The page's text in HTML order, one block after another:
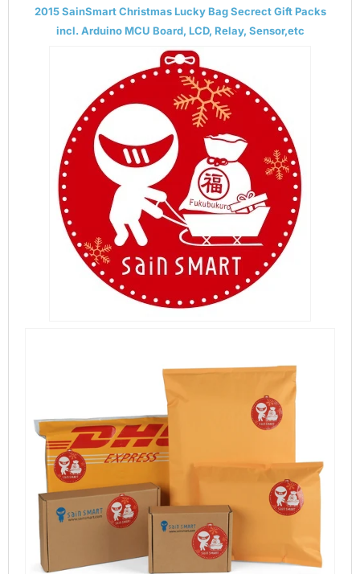
2015 SainSmart Christmas Lucky Bag Secrect Gift Packs
incl. Arduino MCU Board, LCD, Relay, Sensor,etc